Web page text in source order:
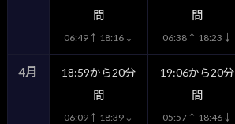
間
06:49↑ 18:16↓
間
06:38↑ 18:23↓
4月
18:59から20分
間
06:09↑ 18:39↓
19:06から20分
間
05:57↑ 18:46↓